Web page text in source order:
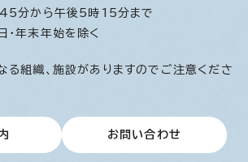
分から午後5時15分まで
・年末年始を除く
組織、施設がありますのでご注意くださ
お問い合わせ